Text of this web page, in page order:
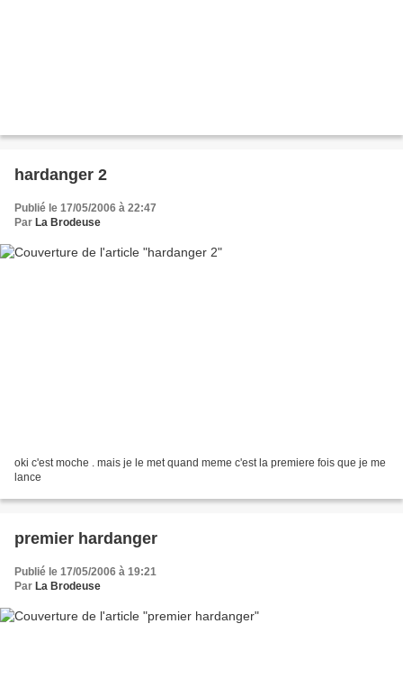
hardanger 2
Publié le 17/05/2006 à 22:47
Par La Brodeuse
oki c'est moche . mais je le met quand meme c'est la premiere fois que je me
lance
premier hardanger
Publié le 17/05/2006 à 19:21
Par La Brodeuse